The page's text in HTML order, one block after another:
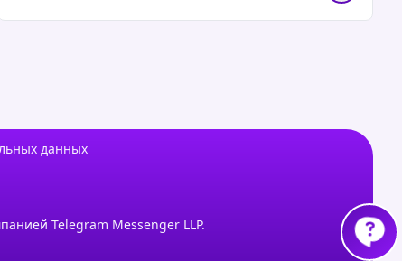
данных
Telegram Messenger LLP.